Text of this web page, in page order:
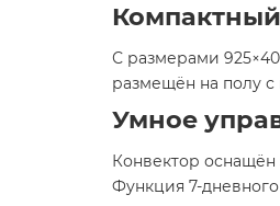
С размерами
размещён на полу
Умное
Конвектор оснащён
Функция 7-